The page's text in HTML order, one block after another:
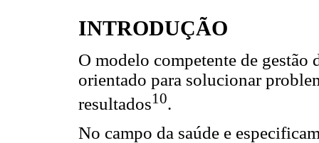
INTRODUÇÃO
O modelo competente de gestão
orientado para solucionar
resultados10.
No campo da saúde e